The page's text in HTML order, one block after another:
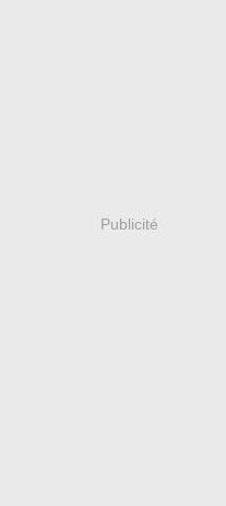
Publicité